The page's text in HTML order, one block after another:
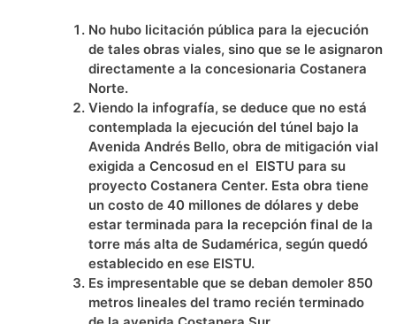
No hubo licitación pública para la ejecución
de tales obras viales, sino que se le asignaron
directamente a la concesionaria Costanera
Norte.
Viendo la infografía, se deduce que no está
contemplada la ejecución del túnel bajo la
Avenida Andrés Bello, obra de mitigación vial
exigida a Cencosud en el EISTU para su
proyecto Costanera Center. Esta obra tiene
un costo de 40 millones de dólares y debe
estar terminada para la recepción final de la
torre más alta de Sudamérica, según quedó
establecido en ese EISTU.
Es impresentable que se deban demoler 850
metros lineales del tramo recién terminado